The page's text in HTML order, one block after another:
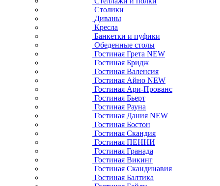
Столики
Диваны
Кресла
Банкетки и пуфики
Обеденные столы
Гостиная Грета NEW
Гостиная Бридж
Гостиная Валенсия
Гостиная Айно NEW
Гостиная Ари-Прованс
Гостиная Бьерт
Гостиная Рауна
Гостиная Дания NEW
Гостиная Бостон
Гостиная Скандия
Гостиная ПЕННИ
Гостиная Гранада
Гостиная Викинг
Гостиная Скандинавия
Гостиная Балтика